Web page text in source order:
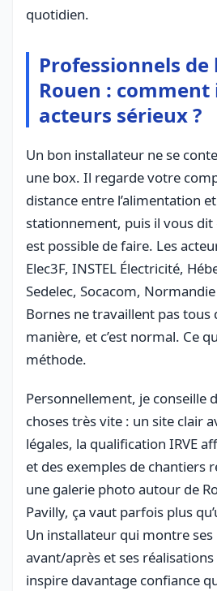
quotidien.
Professionnels de
Rouen :
acteurs sérieux ?
Un bon installateur ne se
une box. Il regarde votre
distance entre l’alimentation
stationnement, puis il vous dit
est possible de faire. Les
Elec3F, INSTEL Électricité,
Sedelec, Socacom,
Bornes ne travaillent pas tous
manière, et c’est normal. Ce
méthode.
Personnellement, je conseille
choses très vite : un site clair
légales, la qualification IRVE
et des exemples de chantiers
une galerie photo autour de
Pavilly, ça vaut parfois plus
Un installateur qui montre ses
avant/après et ses
inspire davantage confiance